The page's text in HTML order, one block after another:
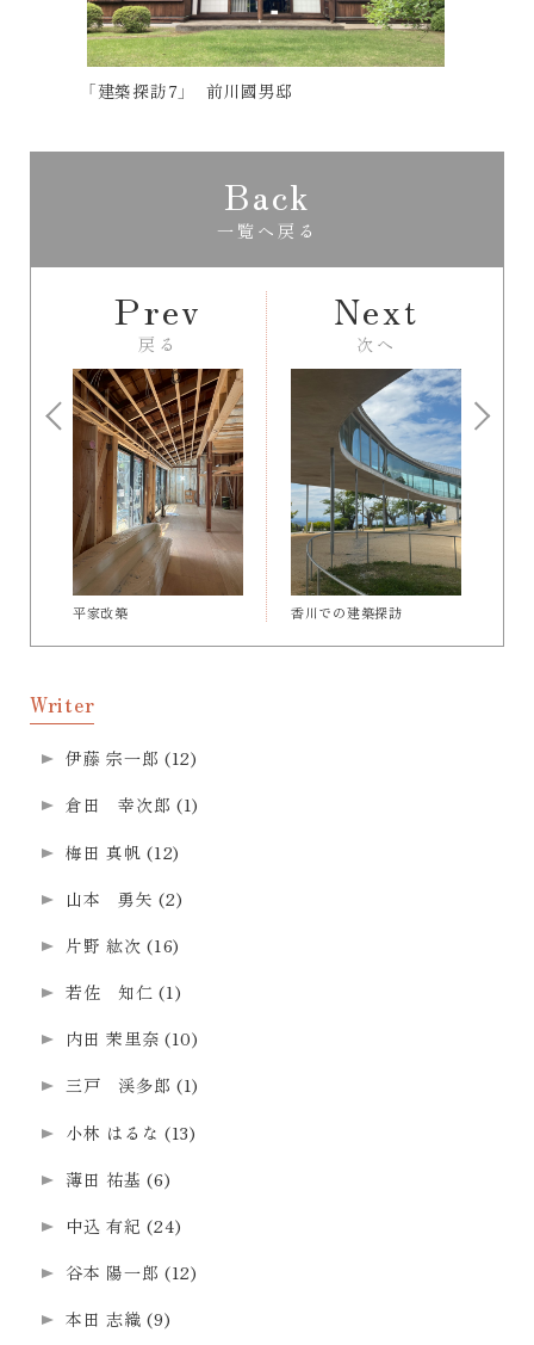
「建築探訪6」浜離宮庭園の茶室
Prev
戻る
平家改築
Back
一覧へ戻る
香川での建築探訪
Next
次へ
Writer
伊藤 宗一郎 (12)
倉田 幸次郎 (1)
梅田 真帆 (12)
山本 勇矢 (2)
片野 紘次 (16)
若佐 知仁 (1)
内田 茉里奈 (10)
三戸 渓多郎 (1)
小林 はるな (13)
薄田 祐基 (6)
中込 有紀 (24)
谷本 陽一郎 (12)
本田 志織 (9)